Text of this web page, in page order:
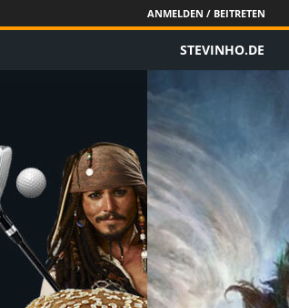
ANMELDEN / BEITRETEN
v
n
h
STEVINHO.DE